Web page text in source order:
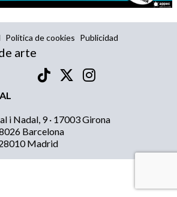
Política de cookies Publicidad
arte
i Nadal, 9 · 17003 Girona
Barcelona
Madrid